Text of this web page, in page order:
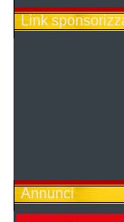
Link
Annunci